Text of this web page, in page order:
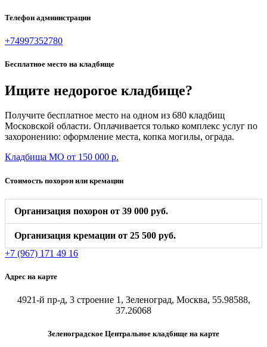
Телефон администрации
+74997352780
Бесплатное место на кладбище
Ищите недорогое кладбище?
Получите бесплатное место на одном из 680 кладбищ
Московской области. Оплачивается только комплекс услуг по
захоронению: оформление места, копка могилы, ограда.
Кладбища МО от 150 000 р.
Стоимость похорон или кремации
Организация похорон от 39 000 руб.
Организация кремации от 25 500 руб.
+7 (967) 171 49 16
Адрес на карте
4921-й пр-д, 3 строение 1, Зеленоград, Москва, 55.98588,
37.26068
Зеленоградское Центральное кладбище на карте